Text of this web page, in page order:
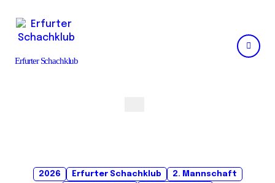
content
Erfurter Schachklub
2026 Erfurter Schachklub
2. Mannschaft